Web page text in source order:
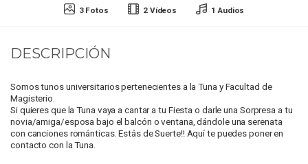
3 Fotos 2 Vídeos 1 Audios
DESCRIPCIÓN
Somos tunos universitarios pertenecientes a la Tuna y Facultad de
Magisterio.
Si quieres que la Tuna vaya a cantar a tu Fiesta o darle una Sorpresa a tu
novia/amiga/esposa bajo el balcón o ventana, dándole una serenata
con canciones románticas. Estás de Suerte!! Aquí te puedes poner en
contacto con la Tuna.